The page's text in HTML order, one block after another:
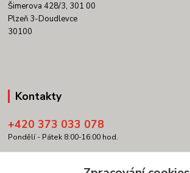
Šimerova 428/3, 301 00
Plzeň 3-Doudlevce
30100
Kontakty
+420 373 033 078
Pondělí - Pátek 8:00-16:00 hod.